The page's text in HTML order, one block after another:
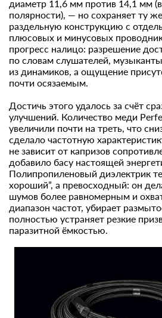
диаметр 11,6 мм против 14,1 мм
полярности), — но сохраняет ту
раздельную конструкцию с
плюсовых и минусовых
прогресс налицо: разрешение
по словам слушателей,
из динамиков, а ощущение
почти осязаемым.
Достичь этого удалось за счёт
улучшений. Количество меди
увеличили почти на треть, что
сделало частотную
не зависит от капризов
добавило басу настоящей
Полипропиленовый диэлектрик
хороший”, а превосходный: он
шумов более равномерным и
диапазон частот, убирает
полностью устраняет резкие
паразитной ёмкостью.